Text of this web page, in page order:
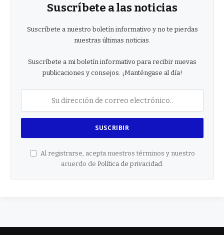
Suscríbete a las noticias
Suscríbete a nuestro boletín informativo y no te pierdas
nuestras últimas noticias.
Suscríbete a mi boletín informativo para recibir nuevas
publicaciones y consejos. ¡Manténgase al día!
Al registrarse, acepta nuestros términos y nuestro
acuerdo de Política de privacidad.